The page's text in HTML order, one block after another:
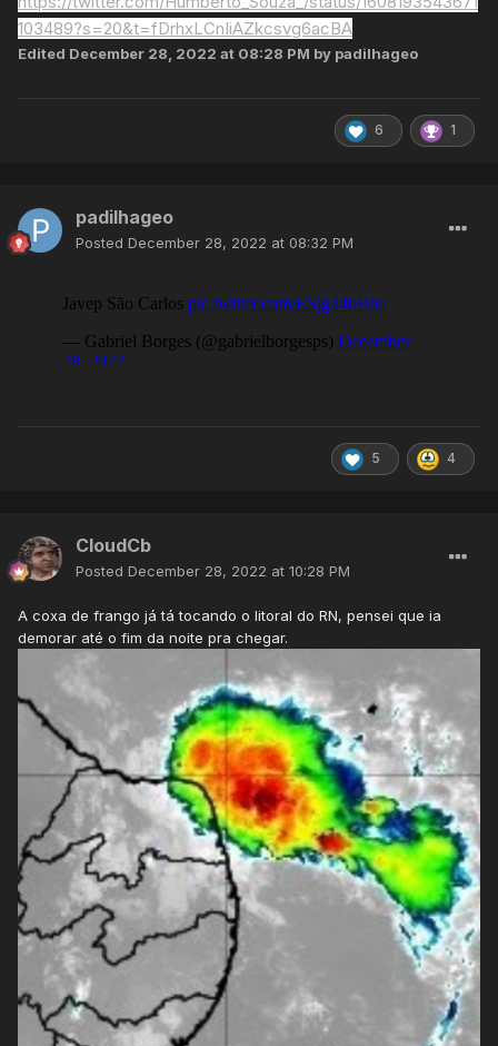
103489?s=20&t=fDrhxLCnIiAZkcsvg6acBA
Edited December 28, 2022 at 08:28 PM by padilhageo
6 1
padilhageo
Posted December 28, 2022 at 08:32 PM
5 4
CloudCb
Posted December 28, 2022 at 10:28 PM
A coxa de frango já tá tocando o litoral do RN, pensei que ia
demorar até o fim da noite pra chegar.